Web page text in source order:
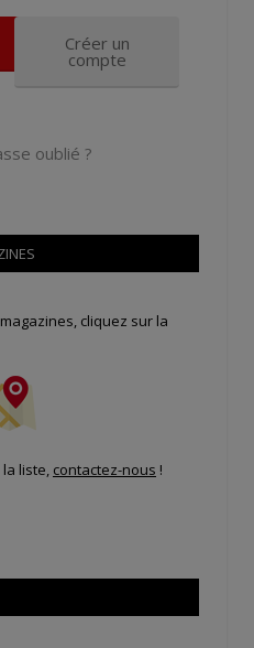
Créer un
compte
oublié ?
cliquez sur la
liste, contactez-nous !